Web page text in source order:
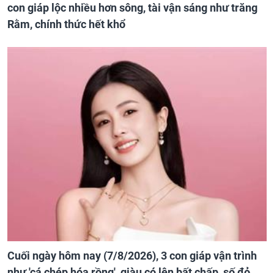
con giáp lộc nhiều hơn sông, tài vận sáng như trăng
Rằm, chính thức hết khổ
Cuối ngày hôm nay (7/8/2026), 3 con giáp vận trình